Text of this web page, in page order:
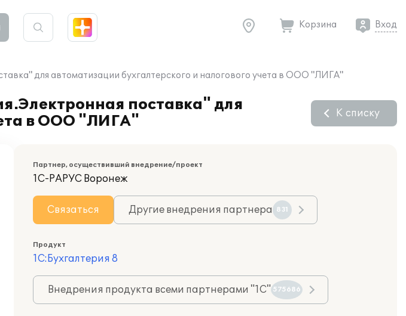
Корзина Вход
для автоматизации бухгалтерского и налогового учета в ООО "ЛИГА"
поставка" для
в ООО "ЛИГА"
К списку
Партнер, осуществивший внедрение/проект
1С-РАРУС Воронеж
Связаться Другие внедрения партнера 831
Продукт
1С:Бухгалтерия 8
Внедрения продукта всеми партнерами "1С" 575686